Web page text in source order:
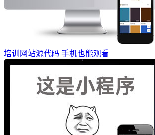
培训网站源代码 手机也能观看